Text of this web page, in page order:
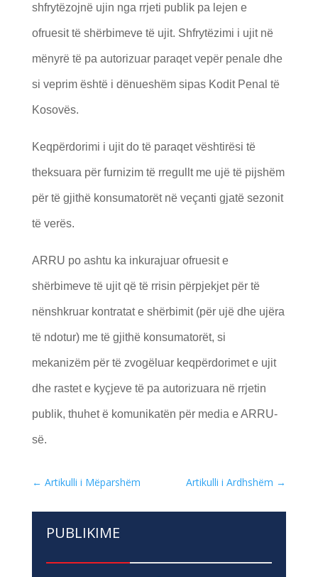
shfrytëzojnë ujin nga rrjeti publik pa lejen e
ofruesit të shërbimeve të ujit. Shfrytëzimi i ujit në
mënyrë të pa autorizuar paraqet vepër penale dhe
si veprim është i dënueshëm sipas Kodit Penal të
Kosovës.
Keqpërdorimi i ujit do të paraqet vështirësi të
theksuara për furnizim të rregullt me ujë të pijshëm
për të gjithë konsumatorët në veçanti gjatë sezonit
të verës.
ARRU po ashtu ka inkurajuar ofruesit e
shërbimeve të ujit që të rrisin përpjekjet për të
nënshkruar kontratat e shërbimit (për ujë dhe ujëra
të ndotur) me të gjithë konsumatorët, si
mekanizëm për të zvogëluar keqpërdorimet e ujit
dhe rastet e kyçjeve të pa autorizuara në rrjetin
publik, thuhet ë komunikatën për media e ARRU-
së.
← Artikulli i Mëparshëm Artikulli i Ardhshëm →
PUBLIKIME